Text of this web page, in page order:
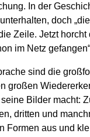
In der
doch
Zeile. Jetzt
im Netz
sind die
großen
Bilder macht:
dritten und
Formen aus und